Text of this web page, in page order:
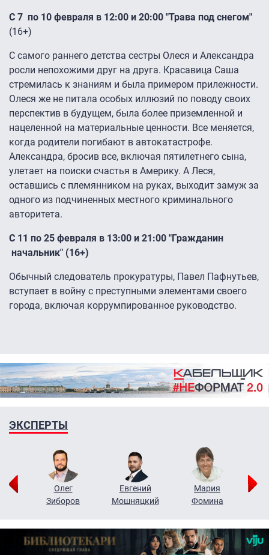
С 7 по 10 февраля в 12:00 и 20:00 "Трава под снегом"
(16+)
С самого раннего детства сестры Олеся и Александра
росли непохожими друг на друга. Красавица Саша
стремилась к знаниям и была примером прилежности.
Олеся же не питала особых иллюзий по поводу своих
перспектив в будущем, была более приземленной и
нацеленной на материальные ценности. Все меняется,
когда родители погибают в автокатастрофе.
Александра, бросив все, включая пятилетнего сына,
улетает на поиски счастья в Америку. А Леся,
оставшись с племянником на руках, выходит замуж за
одного из подчиненных местного криминального
авторитета.
С 11 по 25 февраля в 13:00 и 21:00 "Гражданин
начальник" (16+)
Обычный следователь прокуратуры, Павел Пафнутьев,
вступает в войну с преступными элементами своего
города, включая коррумпированное руководство.
ЭКСПЕРТЫ
Олег
Зиборов
Евгений
Мошняцкий
Мария
Фомина